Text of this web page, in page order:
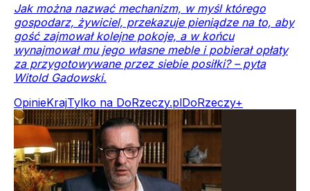
Jak można nazwać mechanizm, w myśl którego
gospodarz, żywiciel, przekazuje pieniądze na to, aby
gość zajmował kolejne pokoje, a w końcu
wynajmował mu jego własne meble i pobierał opłaty
za przygotowywane przez siebie posiłki? – pyta
Witold Gadowski.
OpinieKrajTylko na DoRzeczy.plDoRzeczy+